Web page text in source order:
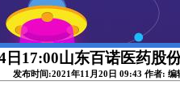
日17:00山东百诺医药股
发布时间:2021年11月20日 09:43 作者: